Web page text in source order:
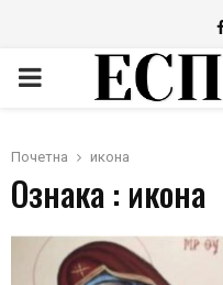
PRIMARY
Почетна икона
Ознака : икона